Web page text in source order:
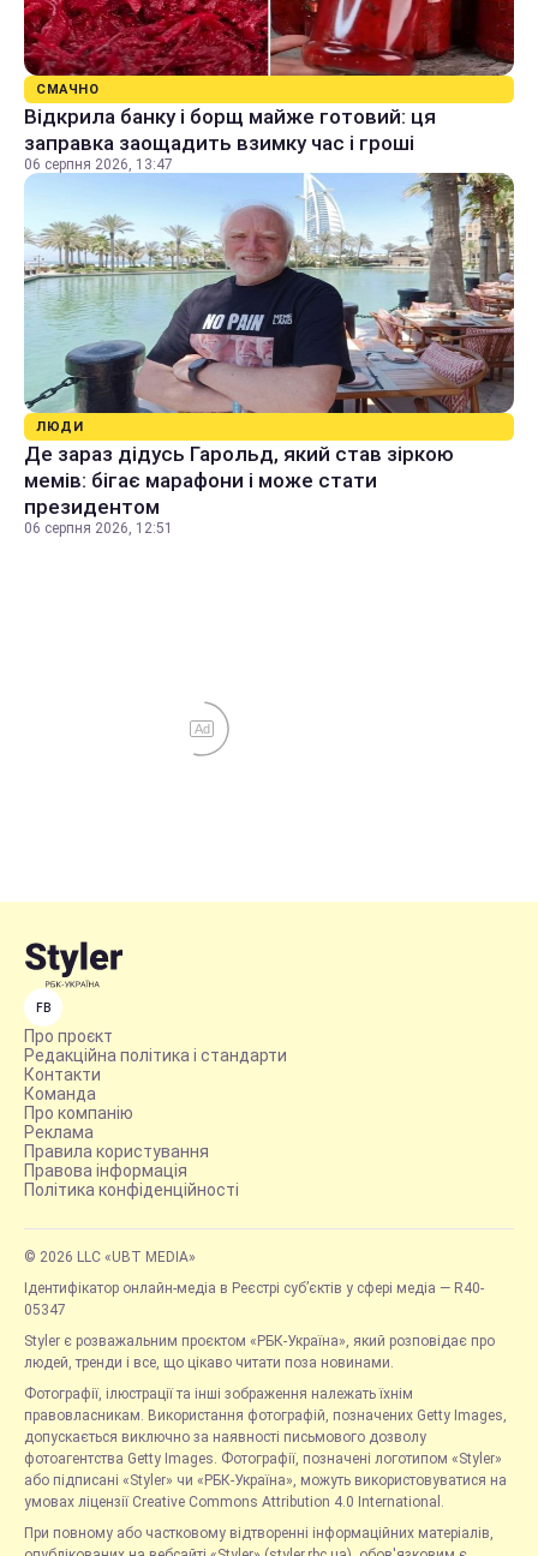
СМАЧНО
Відкрила банку і борщ майже готовий: ця
заправка заощадить взимку час і гроші
06 серпня 2026, 13:47
ЛЮДИ
Де зараз дідусь Гарольд, який став зіркою
мемів: бігає марафони і може стати
президентом
06 серпня 2026, 12:51
Ad
FB
Про проєкт
Редакційна політика і стандарти
Контакти
Команда
Про компанію
Реклама
Правила користування
Правова інформація
Політика конфіденційності
© 2026 LLC «UBT MEDIA»
Ідентифікатор онлайн-медіа в Реєстрі суб’єктів у сфері медіа — R40-
05347
Styler є розважальним проєктом «РБК-Україна», який розповідає про
людей, тренди і все, що цікаво читати поза новинами.
Фотографії, ілюстрації та інші зображення належать їхнім
правовласникам. Використання фотографій, позначених Getty Images,
допускається виключно за наявності письмового дозволу
фотоагентства Getty Images. Фотографії, позначені логотипом «Styler»
або підписані «Styler» чи «РБК-Україна», можуть використовуватися на
умовах ліцензії Creative Commons Attribution 4.0 International.
При повному або частковому відтворенні інформаційних матеріалів,